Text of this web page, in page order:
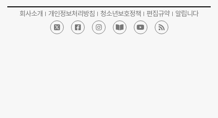
회사소개 개인정보처리방침 청소년보호정책 편집규약 알립니다